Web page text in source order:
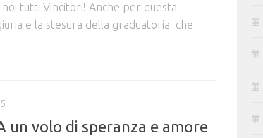
tutti Vincitori! Anche per questa
e la stesura della graduatoria che
un volo di speranza e amore